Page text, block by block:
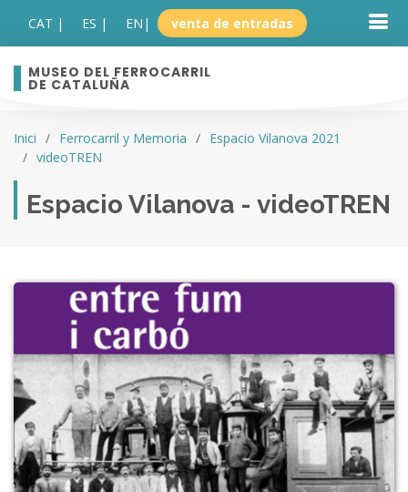
CAT | ES | EN | venta de entradas
MUSEO DEL FERROCARRIL
DE CATALUÑA
Inici Ferrocarril y Memoria
Espacio Vilanova 2021
videoTREN
Espacio Vilanova - videoTREN